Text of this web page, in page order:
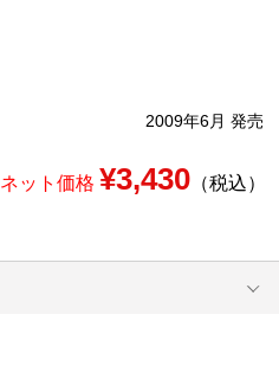
2009年6月 発売
ネット価格 ¥3,430（税込）